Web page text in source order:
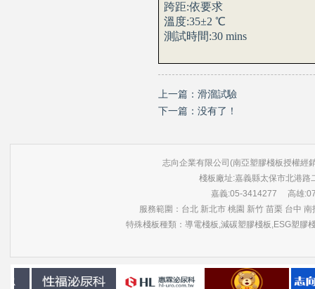
跨距:依要求
溫度:35±2℃
測試時間:30 mins
上一篇： 滑溜試驗
下一篇：没有了！
志向企業有限公司(南亞塑膠棧板授權經
棧板廠址:嘉義縣太保市北港
嘉義:05-3414277 高雄
服務範圍：台北 新北市 桃園 新竹 苗栗 台中
特殊棧板種類：導電棧板,減碳塑膠棧板,ESG塑膠